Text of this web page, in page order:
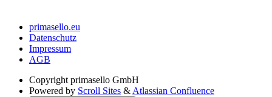
primasello.eu
Datenschutz
Impressum
AGB
Copyright primasello GmbH
Powered by Scroll Sites & Atlassian Confluence